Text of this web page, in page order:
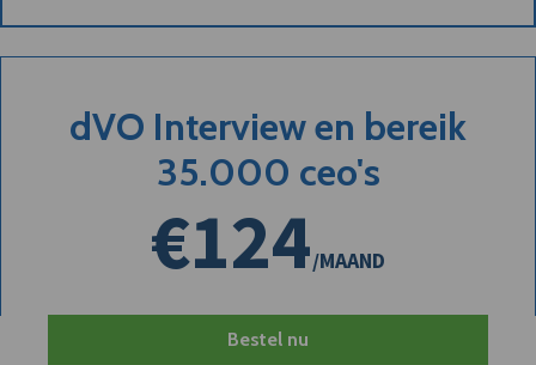
dVO Interview en bereik
35.000 ceo's
€124/MAAND
Bestel nu